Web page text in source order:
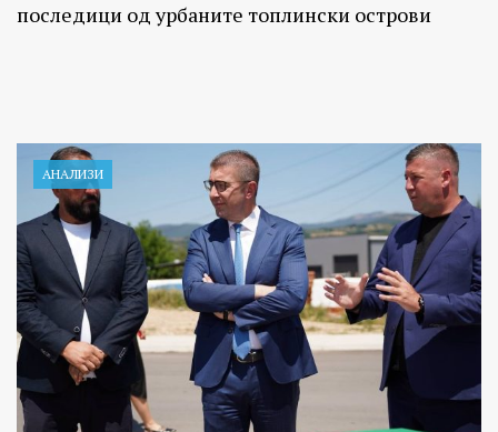
последици од урбаните топлински острови
АНАЛИЗИ